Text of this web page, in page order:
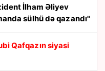
sülhü də qazandı"
Qafqazın siyasi